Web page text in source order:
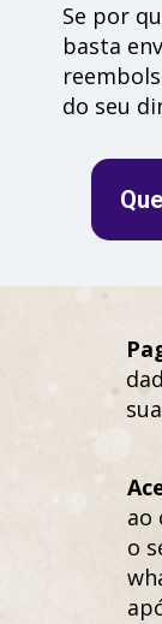
Se por
basta
do seu
ao
o